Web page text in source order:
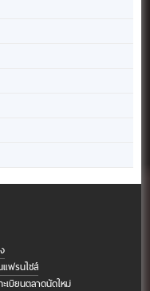
แฟรนไชส์
ะเบียนตลาดนัดใหม่